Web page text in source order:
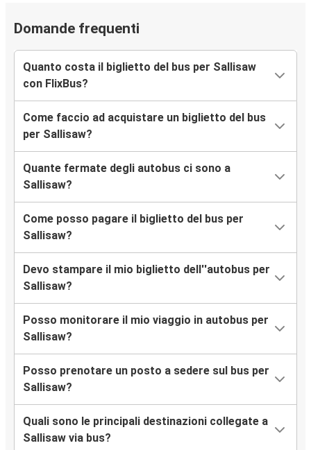
Domande frequenti
Quanto costa il biglietto del bus per Sallisaw
con FlixBus?
Come faccio ad acquistare un biglietto del bus
per Sallisaw?
Quante fermate degli autobus ci sono a
Sallisaw?
Come posso pagare il biglietto del bus per
Sallisaw?
Devo stampare il mio biglietto dell''autobus per
Sallisaw?
Posso monitorare il mio viaggio in autobus per
Sallisaw?
Posso prenotare un posto a sedere sul bus per
Sallisaw?
Quali sono le principali destinazioni collegate a
Sallisaw via bus?